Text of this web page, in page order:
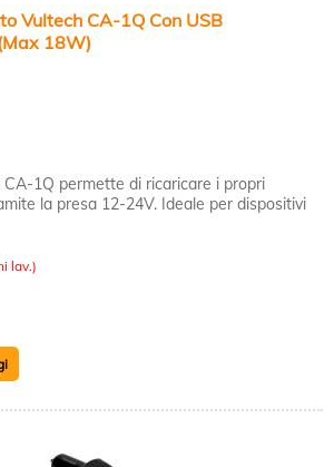
Vultech CA-1Q Con USB
18W)
1Q permette di ricaricare i propri
la presa 12-24V. Ideale per dispositivi
lav.)